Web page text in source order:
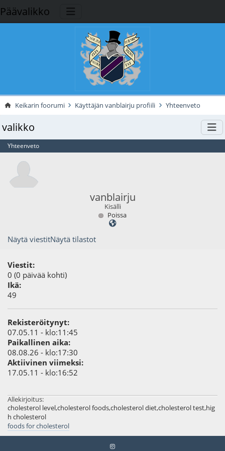
Päävalikko
Keikarin foorumi Käyttäjän vanblairju profiili Yhteenveto
valikko
Yhteenveto
vanblairju
Kisälli
Poissa
Näytä viestitNäytä tilastot
Viestit:
0 (0 päivää kohti)
Ikä:
49
Rekisteröitynyt:
07.05.11 - klo:11:45
Paikallinen aika:
08.08.26 - klo:17:30
Aktiivinen viimeksi:
17.05.11 - klo:16:52
Allekirjoitus:
cholesterol level,cholesterol foods,cholesterol diet,cholesterol test,hig
h cholesterol
foods for cholesterol